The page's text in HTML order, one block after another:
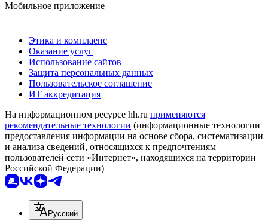
Мобильное приложение
Этика и комплаенс
Оказание услуг
Использование сайтов
Защита персональных данных
Пользовательское соглашение
ИТ аккредитация
На информационном ресурсе hh.ru применяются
рекомендательные технологии (информационные технологии
предоставления информации на основе сбора, систематизации
и анализа сведений, относящихся к предпочтениям
пользователей сети «Интернет», находящихся на территории
Российской Федерации)
Русский